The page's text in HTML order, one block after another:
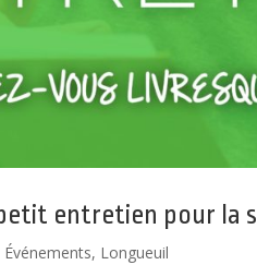
entretien pour la
Événements, Longueuil